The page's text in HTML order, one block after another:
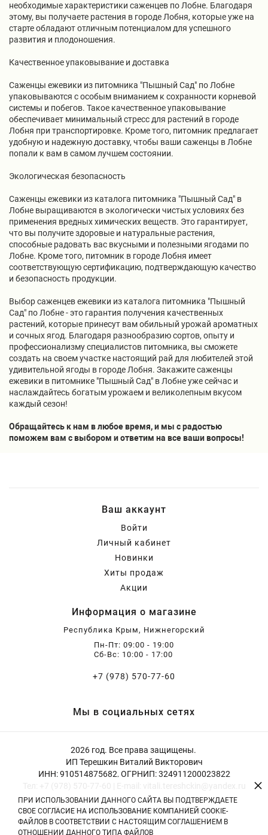
необходимые характеристики саженцев по Лобне. Благодаря
этому, вы получаете растения в городе Лобня, которые уже на
старте обладают отличным потенциалом для успешного
развития и плодоношения.
Качественное упаковывание и доставка
Саженцы ежевики из питомника "Пышный Сад" по Лобне
упаковываются с особым вниманием к сохранности корневой
системы и побегов. Такое качественное упаковывание
обеспечивает минимальный стресс для растений в городе
Лобня при транспортировке. Кроме того, питомник предлагает
удобную и надежную доставку, чтобы ваши саженцы в Лобне
попали к вам в самом лучшем состоянии.
Экологическая безопасность
Саженцы ежевики из каталога питомника "Пышный Сад" в
Лобне выращиваются в экологически чистых условиях без
применения вредных химических веществ. Это гарантирует,
что вы получите здоровые и натуральные растения,
способные радовать вас вкусными и полезными ягодами по
Лобне. Кроме того, питомник в городе Лобня имеет
соответствующую сертификацию, подтверждающую качество
и безопасность продукции.
Выбор саженцев ежевики из каталога питомника "Пышный
Сад" по Лобне - это гарантия получения качественных
растений, которые принесут вам обильный урожай ароматных
и сочных ягод. Благодаря разнообразию сортов, опыту и
профессионализму специалистов питомника, вы сможете
создать на своем участке настоящий рай для любителей этой
удивительной ягоды в городе Лобня. Закажите саженцы
ежевики в питомнике "Пышный Сад" в Лобне уже сейчас и
наслаждайтесь богатым урожаем и великолепным вкусом
каждый сезон!
Обращайтесь к нам в любое время, и мы с радостью
поможем вам с выбором и ответим на все ваши вопросы!
Ваш аккаунт
Войти
Личный кабинет
Новинки
Хиты продаж
Акции
Информация о магазине
Республика Крым, Нижнегорский
Пн-Пт: 09:00 - 19:00
Сб-Вс: 10:00 - 17:00
+7 (978) 570-77-60
Мы в социальных сетях
2026 год. Все права защищены.
ИП Терешкин Виталий Викторович
ИНН: 910514875682, ОГРНИП: 324911200023822
Политика конфиденциальности|Оферта
ПРИ ИСПОЛЬЗОВАНИИ ДАННОГО САЙТА ВЫ ПОДТВЕРЖДАЕТЕ
СВОЕ СОГЛАСИЕ НА ИСПОЛЬЗОВАНИЕ КОМПАНИЕЙ COOKIE-
ФАЙЛОВ В СООТВЕТСТВИИ С НАСТОЯЩИМ СОГЛАШЕНИЕМ В
ОТНОШЕНИИ ДАННОГО ТИПА ФАЙЛОВ
×